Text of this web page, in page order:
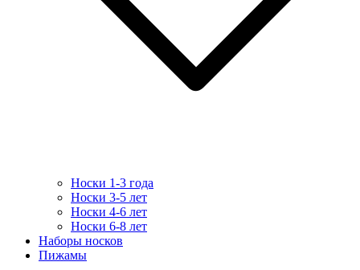
Носки 1-3 года
Носки 3-5 лет
Носки 4-6 лет
Носки 6-8 лет
Наборы носков
Пижамы